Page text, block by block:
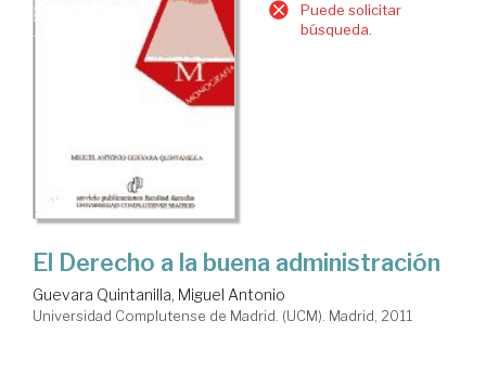
Puede solicitar
búsqueda.
El Derecho a la buena administración
Guevara Quintanilla, Miguel Antonio
Universidad Complutense de Madrid. (UCM). Madrid, 2011